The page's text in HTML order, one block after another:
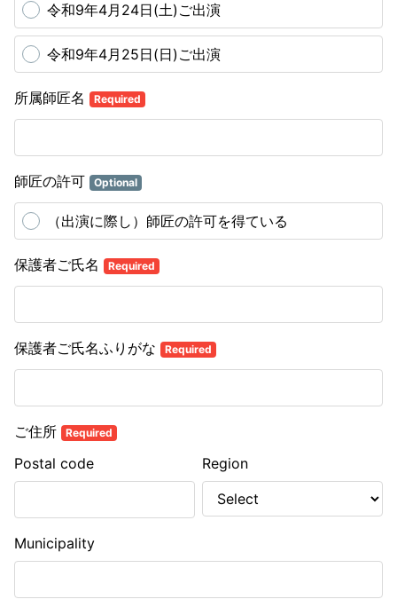
令和9年4月24日(土)ご出演
令和9年4月25日(日)ご出演
所属師匠名 Required
師匠の許可 Optional
（出演に際し）師匠の許可を得ている
保護者ご氏名 Required
保護者ご氏名ふりがな Required
ご住所 Required
Postal code Region
Municipality